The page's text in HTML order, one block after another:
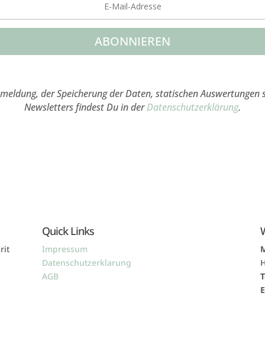
ABONNIEREN
der Speicherung der Daten, statischen Auswertungen
Newsletters findest Du in derDatenschutzerklärung.
Quick Links
Impressum
Datenschutzerklarung
AGB